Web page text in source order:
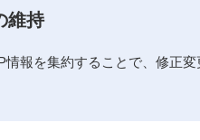
維持
報を集約することで、修正